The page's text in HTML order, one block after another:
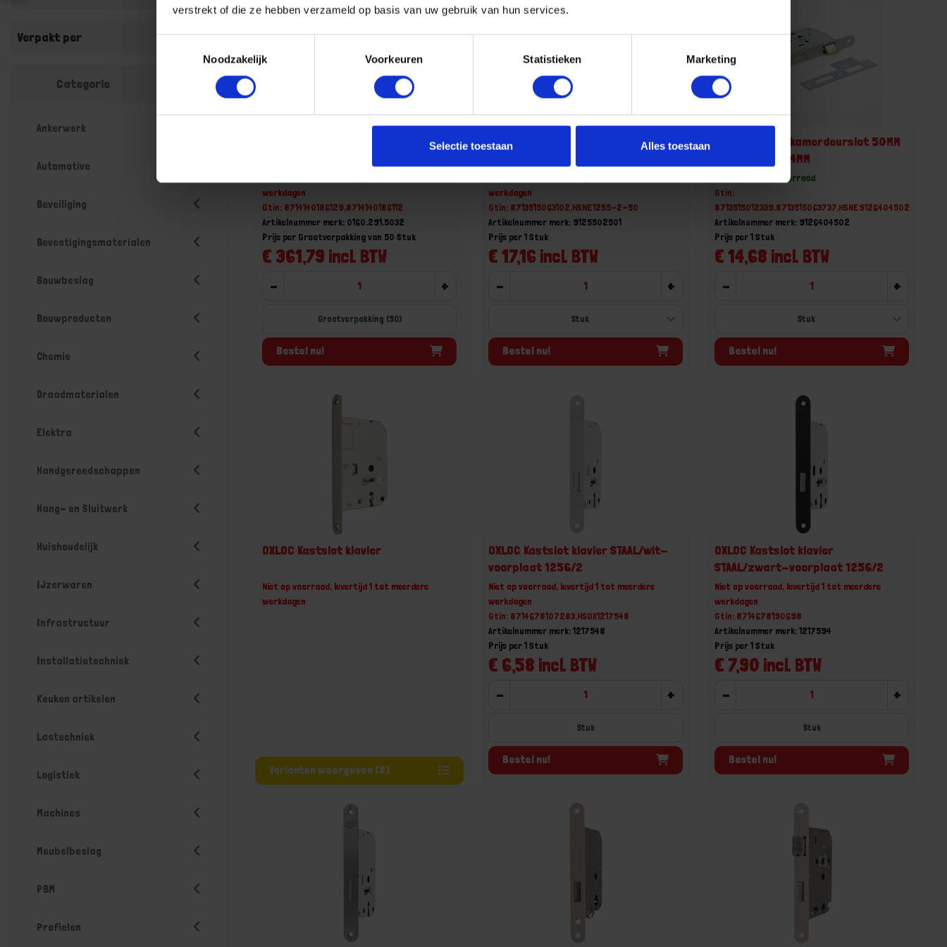
verstrekt of die ze hebben verzameld op basis van uw gebruik van hun services.
Noodzakelijk
Voorkeuren Statistieken Marketing
Selectie toestaan Alles toestaan
Verpakt per
Categorie
Ankerwerk
Automotive
Beveiliging
Bevestigingsmaterialen
Bouwbeslag
Bouwproducten
Chemie
Draadmaterialen
Elektra
Handgereedschappen
Hang- en Sluitwerk
Huishoudelijk
IJzerwaren
Infrastructuur
Installatietechniek
Keuken artikelen
Lastechniek
Logistiek
Machines
Meubelbeslag
PBM
Profielen
Loopslot doornmaat 50MM ronde
werkdagen
Gtin: 8714140186129,8714140186112
Artikelnummer merk: 0160.291.5032
€ 361,79 incl. BTW
Prijs per Grootverpakking van 50 Stuk
- +
Grootverpakking (50)
Bestel nu!
NEMEF Insteek loopslot 1255/2-
werkdagen
Gtin: 8713515063102,HSNE1255-2-50
Artikelnummer merk: 9125502501
€ 17,16 incl. BTW
Prijs per 1 Stuk
- +
Bestel nu!
Nemef WC/badkamerdeurslot 50MM
WC63MM 20X174MM
Voorraad: 14 op voorraad
Gtin:
8713515012339,8713515063737,HSNE9126404502
Artikelnummer merk: 9126404502
€ 14,68 incl. BTW
Prijs per 1 Stuk
- +
Bestel nu!
OXLOC Kastslot klavier
Niet op voorraad, levertijd 1 tot meerdere
werkdagen
Varianten weergeven (2)
OXLOC Kastslot klavier STAAL/wit-
voorplaat 1256/2
Niet op voorraad, levertijd 1 tot meerdere
werkdagen
Gtin: 8714678107283,HSOX1217548
Artikelnummer merk: 1217548
€ 6,58 incl. BTW
Prijs per 1 Stuk
- +
Stuk
Bestel nu!
OXLOC Kastslot klavier
STAAL/zwart-voorplaat 1256/2
Niet op voorraad, levertijd 1 tot meerdere
werkdagen
Gtin: 8714678190698
Artikelnummer merk: 1217594
€ 7,90 incl. BTW
Prijs per 1 Stuk
- +
Stuk
Bestel nu!